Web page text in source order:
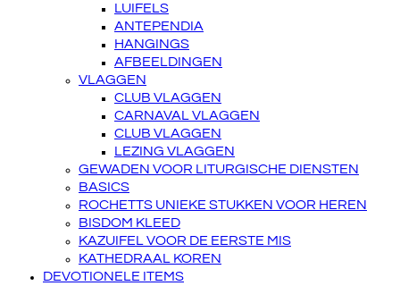
LUIFELS
ANTEPENDIA
HANGINGS
AFBEELDINGEN
VLAGGEN
CLUB VLAGGEN
CARNAVAL VLAGGEN
CLUB VLAGGEN
LEZING VLAGGEN
GEWADEN VOOR LITURGISCHE DIENSTEN
BASICS
ROCHETTS UNIEKE STUKKEN VOOR HEREN
BISDOM KLEED
KAZUIFEL VOOR DE EERSTE MIS
KATHEDRAAL KOREN
DEVOTIONELE ITEMS